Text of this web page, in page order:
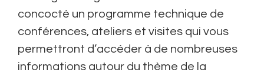
concocté un programme technique de
conférences, ateliers et visites qui vous
permettront d’accéder à de nombreuses
informations autour du thème de la